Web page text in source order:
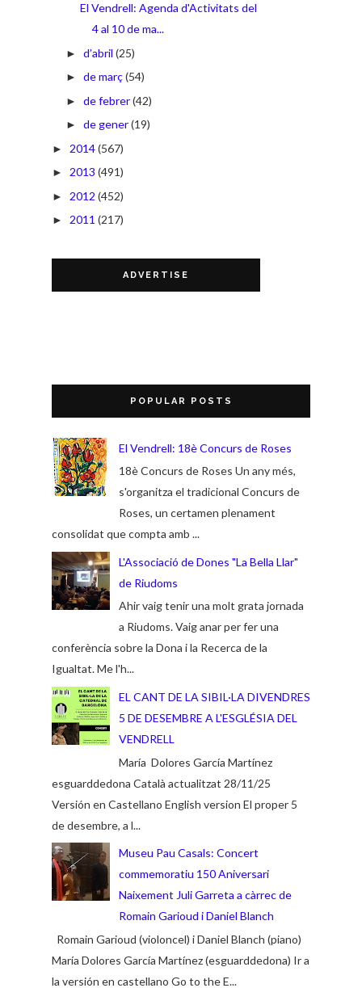
El Vendrell: Agenda d'Activitats del
4 al 10 de ma...
► d’abril (25)
► de març(54)
► de febrer(42)
► de gener(19)
► 2014(567)
► 2013 (491)
► 2012 (452)
► 2011 (217)
ADVERTISE
POPULAR POSTS
El Vendrell: 18è Concurs de Roses
18è Concurs de Roses Un any més,
s'organitza el tradicional Concurs de
Roses, un certamen plenament
consolidat que compta amb ...
L'Associació de Dones "La Bella Llar"
de Riudoms
Ahir vaig tenir una molt grata jornada
a Riudoms. Vaig anar per fer una
conferència sobre la Dona i la Recerca de la
Igualtat. Me l'h...
EL CANT DE LA SIBIL·LA DIVENDRES
5 DE DESEMBRE A L'ESGLÉSIA DEL
VENDRELL
María Dolores García Martínez
esguarddedona Català actualitzat 28/11/25
Versión en Castellano English version El proper 5
de desembre, a l...
Museu Pau Casals: Concert
commemoratiu 150 Aniversari
Naixement Juli Garreta a càrrec de
Romain Garioud i Daniel Blanch
Romain Garioud (violoncel) i Daniel Blanch (piano)
María Dolores García Martínez (esguarddedona) Ir a
la versión en castellano Go to the E...